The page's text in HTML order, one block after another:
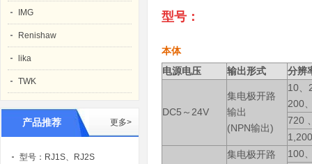
IMG
Renishaw
lika
TWK
更多>
产品推荐
型号：RJ1S、RJ2S
型号：
本体
电源电压
输出形式 分辨
DC5～24V
集电极开路
输出
(NPN输出)
10、
200
720
集电极开路
100